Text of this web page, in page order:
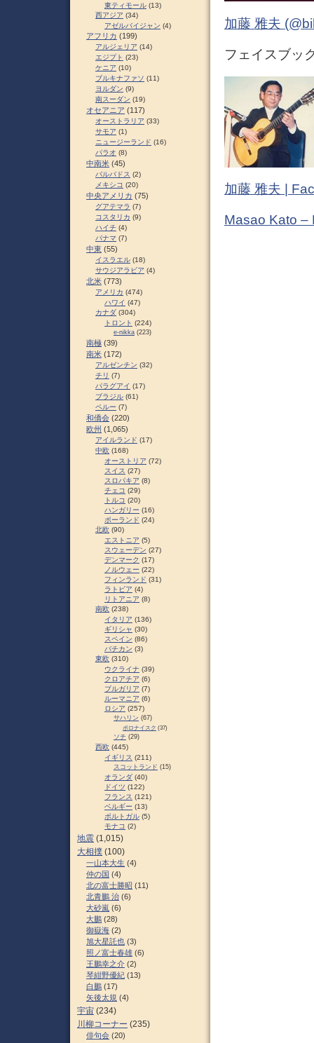
加藤 雅夫
フェイスブッ
加藤 雅夫 |
Masao Kato –
東ティモール (13)
西アジア (34)
アゼルバイジャン (4)
アフリカ (199)
アルジェリア (14)
エジプト (23)
ケニア (10)
ブルキナファソ (11)
ヨルダン (9)
南スーダン (19)
オセアニア (117)
オーストラリア (33)
サモア (1)
ニュージーランド (16)
パラオ (8)
中南米 (45)
バルバドス (2)
メキシコ (20)
中央アメリカ (75)
グアテマラ (7)
コスタリカ (9)
ハイチ (4)
パナマ (7)
中東 (55)
イスラエル (18)
サウジアラビア (4)
北米 (773)
アメリカ (474)
ハワイ (47)
カナダ (304)
トロント (224)
e-nikka (223)
南極 (39)
南米 (172)
アルゼンチン (32)
チリ (7)
パラグアイ (17)
ブラジル (61)
ペルー (7)
和僑会 (220)
欧州 (1,065)
アイルランド (17)
中欧 (168)
オーストリア (72)
スイス (27)
スロパキア (8)
チェコ (29)
トルコ (20)
ハンガリー (16)
ポーランド (24)
北欧 (90)
エストニア (5)
スウェーデン (27)
デンマーク (17)
ノルウェー (22)
フィンランド (31)
ラトビア (4)
リトアニア (8)
南欧 (238)
イタリア (136)
ギリシャ (30)
スペイン (86)
バチカン (3)
東欧 (310)
ウクライナ (39)
クロアチア (6)
ブルガリア (7)
ルーマニア (6)
ロシア (257)
サハリン (67)
ポロナイスク (37)
ソチ (29)
西欧 (445)
イギリス (211)
スコットランド (15)
オランダ (40)
ドイツ (122)
フランス (121)
ベルギー (13)
ポルトガル (5)
モナコ (2)
地震 (1,015)
大相撲 (100)
一山本大生 (4)
仲の国 (4)
北の富士勝昭 (11)
北青鵬 治 (6)
大砂嵐 (6)
大鵬 (28)
御嶽海 (2)
旭大星託也 (3)
照ノ富士春雄 (6)
王鵬幸之介 (2)
琴紺野優紀 (13)
白鵬 (17)
矢後太規 (4)
宇宙 (234)
川柳コーナー (235)
俳句会 (20)